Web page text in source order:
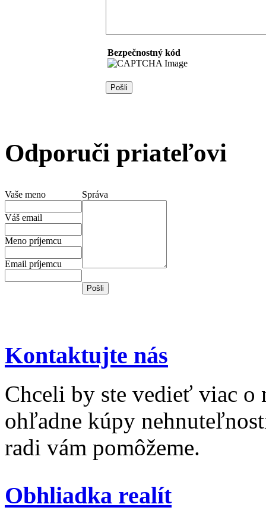
Bezpečnostný kód
Odporuči priateľovi
Vaše meno
Váš email
Meno príjemcu
Email príjemcu
Správa
Kontaktujte nás
Chceli by ste vedieť viac o
ohľadne kúpy
radi vám pomôžeme.
Obhliadka realít